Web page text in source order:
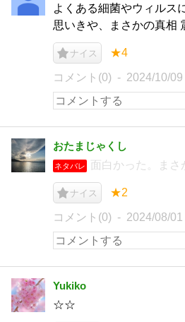
よくある細菌やウィルス
思いきや、まさかの真相
ナイス ★4
コメント(0) 2024/10/09
おたまじゃくし
ネタバレ 面白かった。まさ
ナイス ★2
コメント(0) 2024/08/01
Yukiko
☆☆